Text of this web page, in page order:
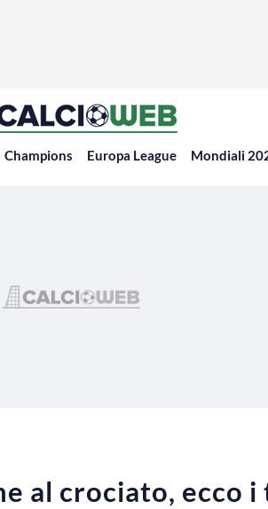
Champions Europa League Mondiali
al crociato, ecco